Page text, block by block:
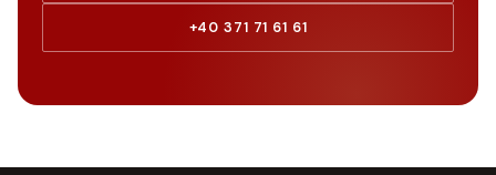
+40 371 71 61 61